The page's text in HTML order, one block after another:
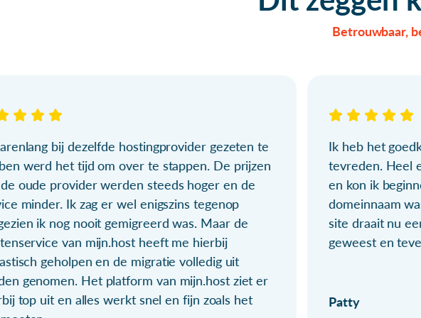
Betrouwbaar,
bij dezelfde hostingprovider gezeten te
werd het tijd om over te stappen. De prijzen
oude provider werden steeds hoger en de
minder. Ik zag er wel enigszins tegenop
ik nog nooit gemigreerd was. Maar de
van mijn.host heeft me hierbij
geholpen en de migratie volledig uit
genomen. Het platform van mijn.host ziet er
top uit en alles werkt snel en fijn zoals het
Ik heb het
tevreden. Heel
en kon ik
domeinnaam
site draait nu
geweest en
Patty